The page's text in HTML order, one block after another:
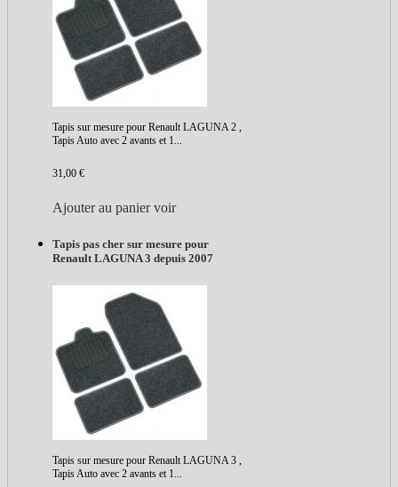
Tapis sur mesure pour Renault LAGUNA 2 ,
Tapis Auto avec 2 avants et 1...
31,00 €
Ajouter au panier voir
Tapis pas cher sur mesure pour
Renault LAGUNA 3 depuis 2007
Tapis sur mesure pour Renault LAGUNA 3 ,
Tapis Auto avec 2 avants et 1...